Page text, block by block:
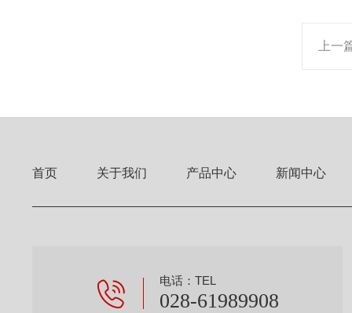
上一
首页 关于我们 产品中心 新闻中心
电话：TEL
028-61989908